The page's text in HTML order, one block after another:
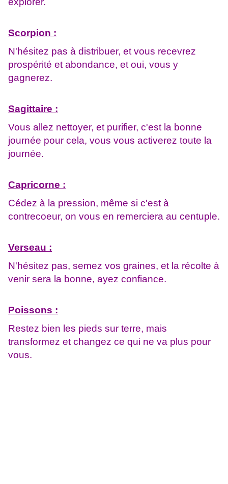
Scorpion :
N'hésitez pas à distribuer, et vous recevrez
prospérité et abondance, et oui, vous y
gagnerez.
Sagittaire :
Vous allez nettoyer, et purifier, c'est la bonne
journée pour cela, vous vous activerez toute la
journée.
Capricorne :
Cédez à la pression, même si c'est à
contrecoeur, on vous en remerciera au centuple.
Verseau :
N'hésitez pas, semez vos graines, et la récolte à
venir sera la bonne, ayez confiance.
Poissons :
Restez bien les pieds sur terre, mais
transformez et changez ce qui ne va plus pour
vous.